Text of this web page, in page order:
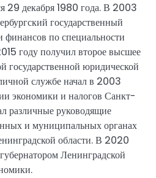
29 декабря 1980 года. В 2003
государственный
финансов по специальности
году получил второе высшее
государственной юридической
службе начал в 2003
экономики и налогов Санкт-
различные руководящие
и муниципальных органах
области. В 2020
Ленинградской